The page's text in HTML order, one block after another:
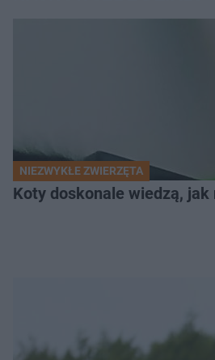
NIEZWYKŁE ZWIERZĘTA
Koty doskonale wiedzą,